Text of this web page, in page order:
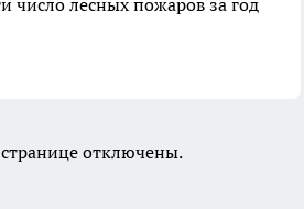
число лесных пожаров за год
отключены.